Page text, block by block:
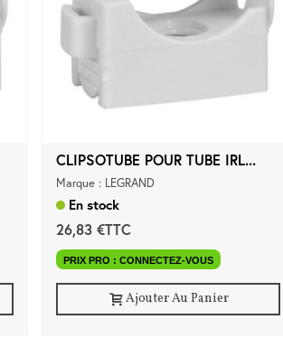
CLIPSOTUBE POUR TUBE IRL...
Marque : LEGRAND
En stock
26,83 €TTC
PRIX PRO : CONNECTEZ-VOUS
Ajouter Au Panier